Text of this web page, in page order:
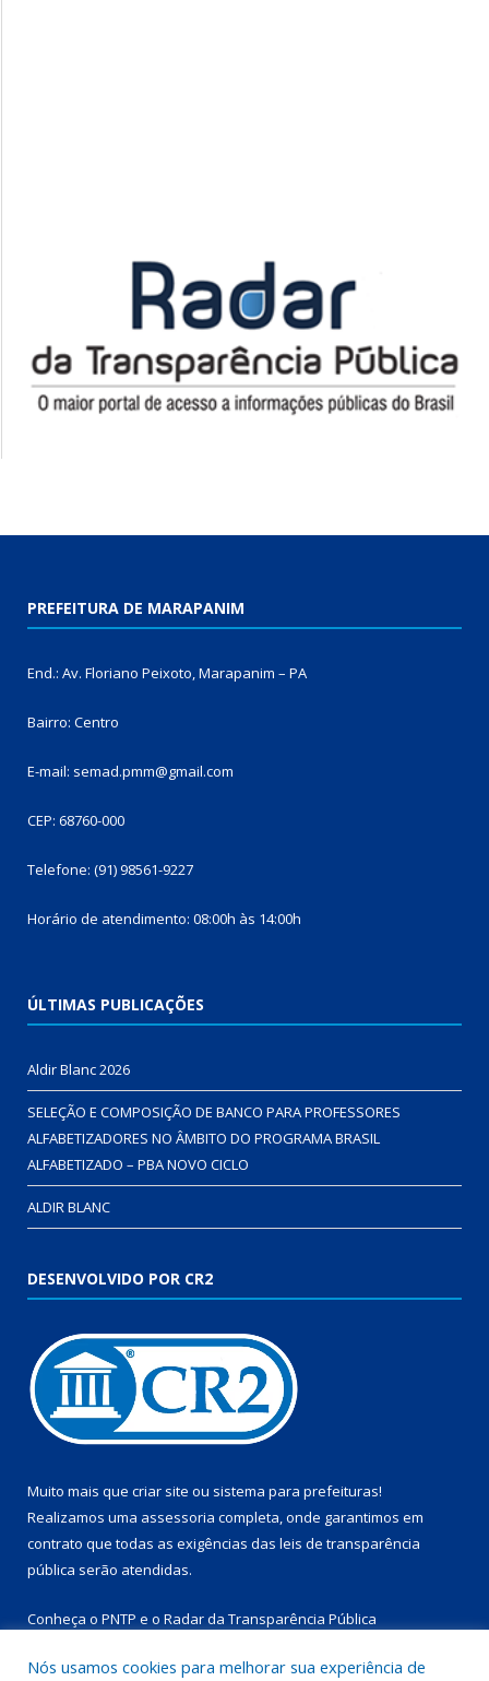
PREFEITURA DE MARAPANIM
End.: Av. Floriano Peixoto, Marapanim – PA
Bairro: Centro
E-mail: semad.pmm@gmail.com
CEP: 68760-000
Telefone: (91) 98561-9227
Horário de atendimento: 08:00h às 14:00h
ÚLTIMAS PUBLICAÇÕES
Aldir Blanc 2026
SELEÇÃO E COMPOSIÇÃO DE BANCO PARA PROFESSORES
ALFABETIZADORES NO ÂMBITO DO PROGRAMA BRASIL
ALFABETIZADO – PBA NOVO CICLO
ALDIR BLANC
DESENVOLVIDO POR CR2
Muito mais que criar site ou sistema para prefeituras!
Realizamos uma assessoria completa, onde garantimos em
contrato que todas as exigências das leis de transparência
pública serão atendidas.
Conheça o PNTP e o Radar da Transparência Pública
Nós usamos cookies para melhorar sua experiência de